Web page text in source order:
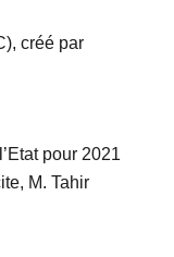
créé par
pour 2021
M. Tahir